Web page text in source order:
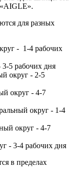
для разных
- 1-4 рабочих
5 рабочих дня
округ - 2-5
округ - 4-7
округ - 1-4
округ - 4-7
- 3-4 рабочих дня
в пределах